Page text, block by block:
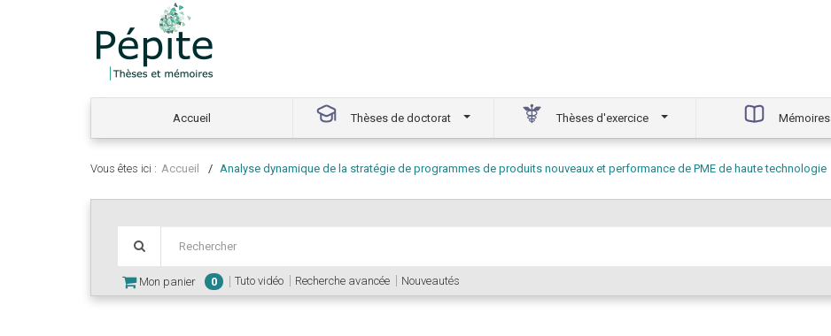
Accueil Thèses de doctorat Thèses d'exercice Mémoires
Vous êtes ici : Accueil Analyse dynamique de la stratégie de programmes de produits nouveaux et performance de PME de haute technologie
Mon panier 0 Tuto vidéo Recherche avancée Nouveautés